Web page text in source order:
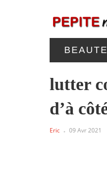
BEAUTE
lutter
d’à
Eric 09 Avr 2021